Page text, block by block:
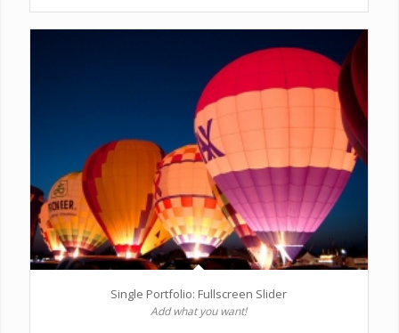
Single Portfolio: Fullscreen Slider
Add what you want!